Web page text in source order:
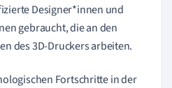
Designer*innen und
gebraucht, die an den
des 3D-Druckers arbeiten.
Fortschritte in der